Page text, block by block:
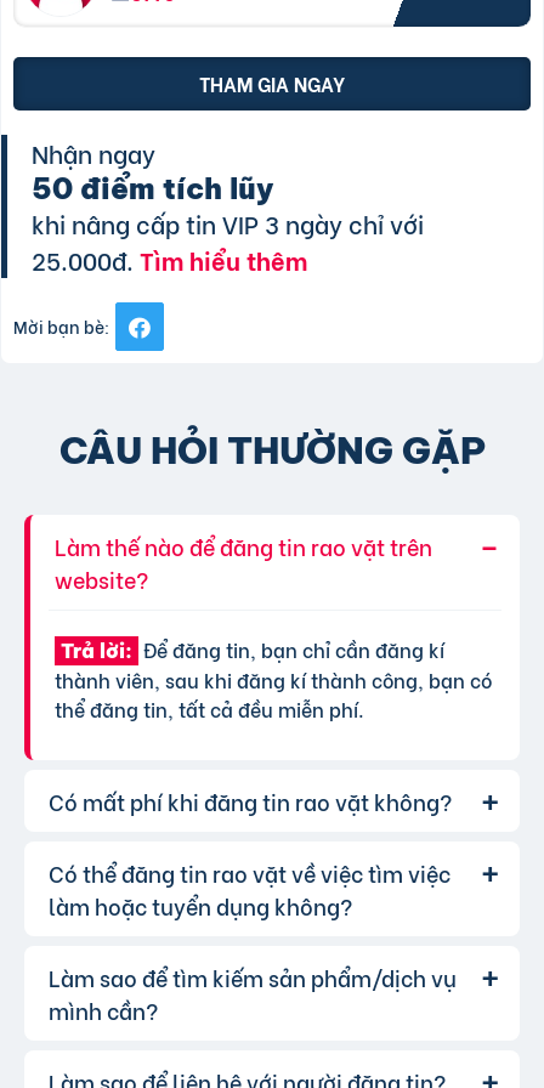
THAM GIA NGAY
Nhận ngay
50 điểm tích lũy
khi nâng cấp tin VIP 3 ngày chỉ với
25.000đ.Tìm hiểu thêm
Mời bạn bè:
CÂU HỎI THƯỜNG GẶP
Làm thế nào để đăng tin rao vặt trên
website?
Trả lời: Để đăng tin, bạn chỉ cần đăng kí
thành viên, sau khi đăng kí thành công, bạn có
thể đăng tin, tất cả đều miễn phí.
Có mất phí khi đăng tin rao vặt không?
Trả lời: Chúng tôi cung cấp gói đăng tin miễn
phí cơ bản cho tất cả người dùng. Tuy nhiên, để
thị, bạn có thể lựa chọn các gói dịch vụ nâng
cấp với chi phí hợp lý, xem thêmphí dịch vụ tin
VIP.
Có thể đăng tin rao vặt về việc tìm việc
làm hoặc tuyển dụng không?
Trả lời: Hoàn toàn có thể. Website của chúng
tôi hỗ trợ đăng tin tuyển dụng và tìm việc làm.
đủ thông tin.
Làm sao để tìm kiếm sản phẩm/dịch vụ
mình cần?
Trả lời: Bạn có thể sử dụng công cụ tìm kiếm
Làm sao để liên hệ với người đăng tin?